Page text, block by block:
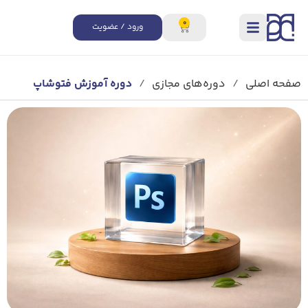
0 ورود / عضویت
صفحه اصلی / دوره‌های مجازی / دوره آموزش فتوشاپ